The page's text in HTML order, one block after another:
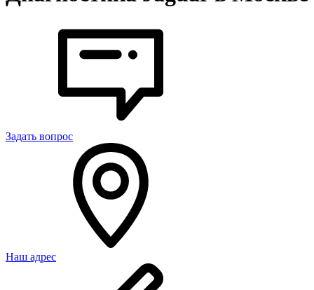
Задать вопрос
Наш адрес